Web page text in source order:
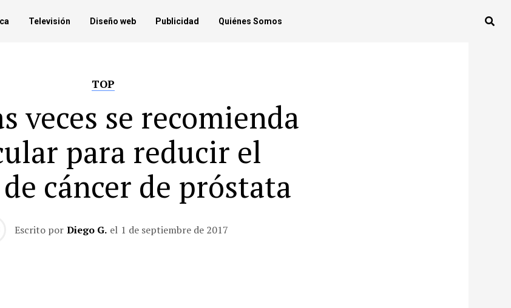
Televisión Diseño web Publicidad Quiénes Somos
TOP
veces se recomienda
para reducir el
cáncer de próstata
Escrito por Diego G. el 1 de septiembre de 2017